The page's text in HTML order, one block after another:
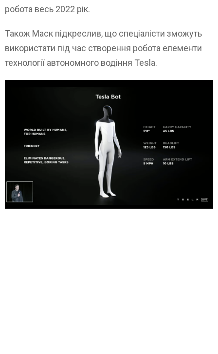
робота весь 2022 рік.
Також Маск підкреслив, що спеціалісти зможуть
використати під час створення робота елементи
технології автономного водіння Tesla.